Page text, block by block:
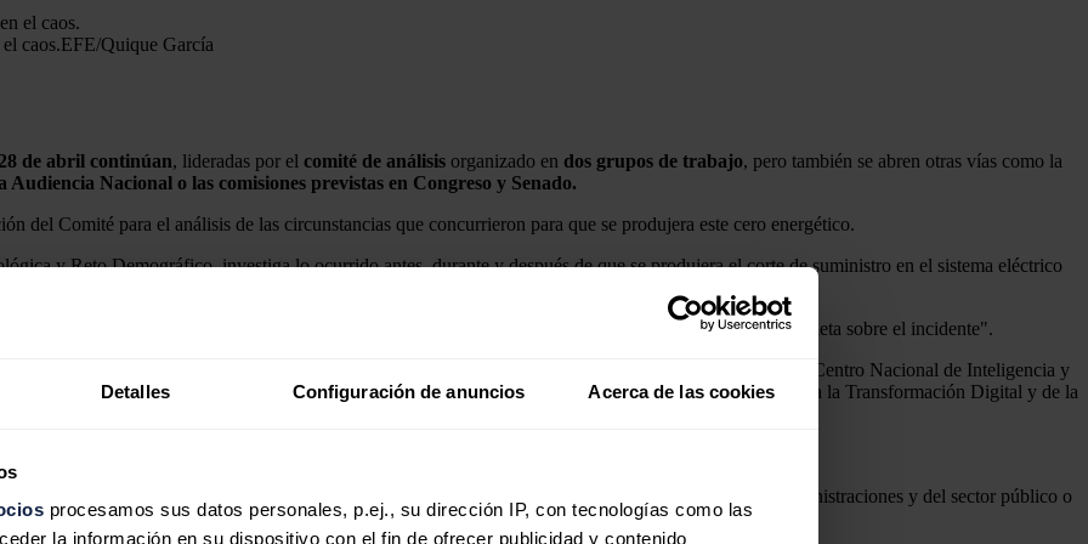
Detalles Configuración de anuncios Acerca de las cookies
procesamos sus datos personales, p.ej., su dirección IP, con tecnologías como las
la información en su dispositivo con el fin de ofrecer publicidad y contenido
caos.EFE/Quique García
de abril continúan, lideradas por el comité de análisis organizado en dos grupos de trabajo, pero también se abren otras vías como la
Audiencia Nacional o las comisiones previstas en Congreso y Senado.
del Comité para el análisis de las circunstancias que concurrieron para que se produjera este cero energético.
y Reto Demográfico, investiga lo ocurrido antes, durante y después de que se produjera el corte de suministro en el sistema eléctrico
Ecológica,
, explicó que estaban en predisposición de hacer una "auditoría completa sobre el incidente".
a través de
, y otros ministerios, como el de Defensa, con el Centro Nacional de Inteligencia y
de Protección de Infraestructuras Críticas y la Oficina de Coordinación Cibernética; y el ministerio para la Transformación Digital y de la
Nuclear y el Instituto Nacional de Ciberseguridad de España.
y la Competencia (CNMC), y podrá incorporar a expertos en la materia y a representantes de otras administraciones y del sector público o